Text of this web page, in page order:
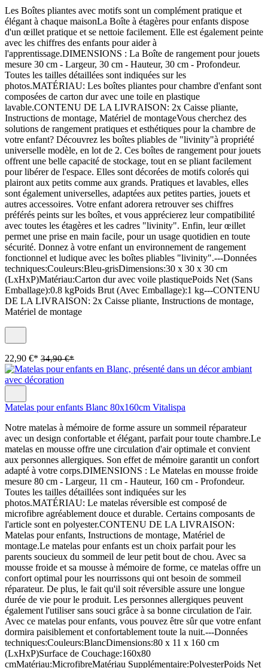
Les Boîtes pliantes avec motifs sont un complément pratique et
élégant à chaque maisonLa Boîte à étagères pour enfants dispose
d'un œillet pratique et se nettoie facilement. Elle est également peinte
avec les chiffres des enfants pour aider à
l'apprentissage.DIMENSIONS : La Boîte de rangement pour jouets
mesure 30 cm - Largeur, 30 cm - Hauteur, 30 cm - Profondeur.
Toutes les tailles détaillées sont indiquées sur les
photos.MATÉRIAU: Les boîtes pliantes pour chambre d'enfant sont
composées de carton dur avec une toile en plastique
lavable.CONTENU DE LA LIVRAISON: 2x Caisse pliante,
Instructions de montage, Matériel de montageVous cherchez des
solutions de rangement pratiques et esthétiques pour la chambre de
votre enfant? Découvrez les boîtes pliables de "livinity"à propriété
universelle modèle, en lot de 2. Ces boîtes de rangement pour jouets
offrent une belle capacité de stockage, tout en se pliant facilement
pour libérer de l'espace. Elles sont décorées de motifs colorés qui
plairont aux petits comme aux grands. Pratiques et lavables, elles
sont également universelles, adaptées aux petites parties, jouets et
autres accessoires. Votre enfant adorera retrouver ses chiffres
préférés peints sur les boîtes, et vous apprécierez leur compatibilité
avec toutes les étagères et les cadres "livinity". Enfin, leur œillet
permet une prise en main facile, pour un usage quotidien en toute
sécurité. Donnez à votre enfant un environnement de rangement
fonctionnel et ludique avec les boîtes pliables "livinity".---Données
techniques:Couleurs:Bleu-grisDimensions:30 x 30 x 30 cm
(LxHxP)Matériau:Carton dur avec voile plastiquePoids Net (Sans
Emballage):0.8 kgPoids Brut (Avec Emballage):1 kg---CONTENU
DE LA LIVRAISON: 2x Caisse pliante, Instructions de montage,
Matériel de montage
22,90 €* 34,90 €*
Matelas pour enfants Blanc 80x160cm Vitalispa
Notre matelas à mémoire de forme assure un sommeil réparateur
avec un design confortable et élégant, parfait pour toute chambre.Le
matelas en mousse offre une circulation d'air optimale et convient
aux personnes allergiques. Son effet de mémoire garantit un confort
adapté à votre corps.DIMENSIONS : Le Matelas en mousse froide
mesure 80 cm - Largeur, 11 cm - Hauteur, 160 cm - Profondeur.
Toutes les tailles détaillées sont indiquées sur les
photos.MATÉRIAU: Le matelas réversible est composé de
microfibre agréablement douce et durable. Certains composants de
l'article sont en polyester.CONTENU DE LA LIVRAISON:
Matelas pour enfants, Instructions de montage, Matériel de
montage.Le matelas pour enfants est un choix parfait pour les
parents soucieux du sommeil de leur petit bout de chou. Avec sa
mousse froide et sa mousse à mémoire de forme, ce matelas offre un
confort optimal pour les nourrissons qui ont besoin de sommeil
réparateur. De plus, le fait qu'il soit réversible assure une longue
durée de vie pour le produit. Les personnes allergiques peuvent
également l'utiliser sans souci grâce à sa bonne circulation de l'air.
Avec ce matelas pour enfants, vous pouvez être sûr que votre enfant
dormira paisiblement et confortablement toute la nuit.---Données
techniques:Couleurs:BlancDimensions:80 x 11 x 160 cm
(LxHxP)Surface de Couchage:160x80
cmMatériau:MicrofibreMatériau Supplémentaire:PolyesterPoids Net